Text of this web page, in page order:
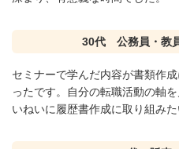
30代 公務員・教
セミナーで学んだ内容が書類作
ったです。自分の転職活動の軸
いねいに履歴書作成に取り組みた